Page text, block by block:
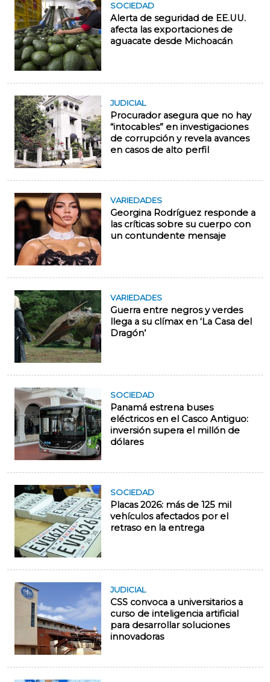
SOCIEDAD
Alerta de seguridad de EE.UU.
afecta las exportaciones de
aguacate desde Michoacán
JUDICIAL
Procurador asegura que no hay
“intocables” en investigaciones
de corrupción y revela avances
en casos de alto perfil
VARIEDADES
Georgina Rodríguez responde a
las críticas sobre su cuerpo con
un contundente mensaje
VARIEDADES
Guerra entre negros y verdes
llega a su clímax en ‘La Casa del
Dragón’
SOCIEDAD
Panamá estrena buses
eléctricos en el Casco Antiguo:
inversión supera el millón de
dólares
SOCIEDAD
Placas 2026: más de 125 mil
vehículos afectados por el
retraso en la entrega
JUDICIAL
CSS convoca a universitarios a
curso de inteligencia artificial
para desarrollar soluciones
innovadoras